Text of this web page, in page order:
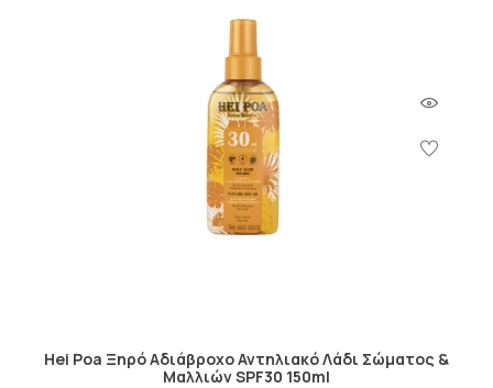
Hei Poa Ξηρό Αδιάβροχο Αντηλιακό Λάδι Σώματος &
Μαλλιών SPF30 150ml